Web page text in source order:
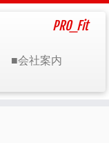
PRO_Fit
■会社案内